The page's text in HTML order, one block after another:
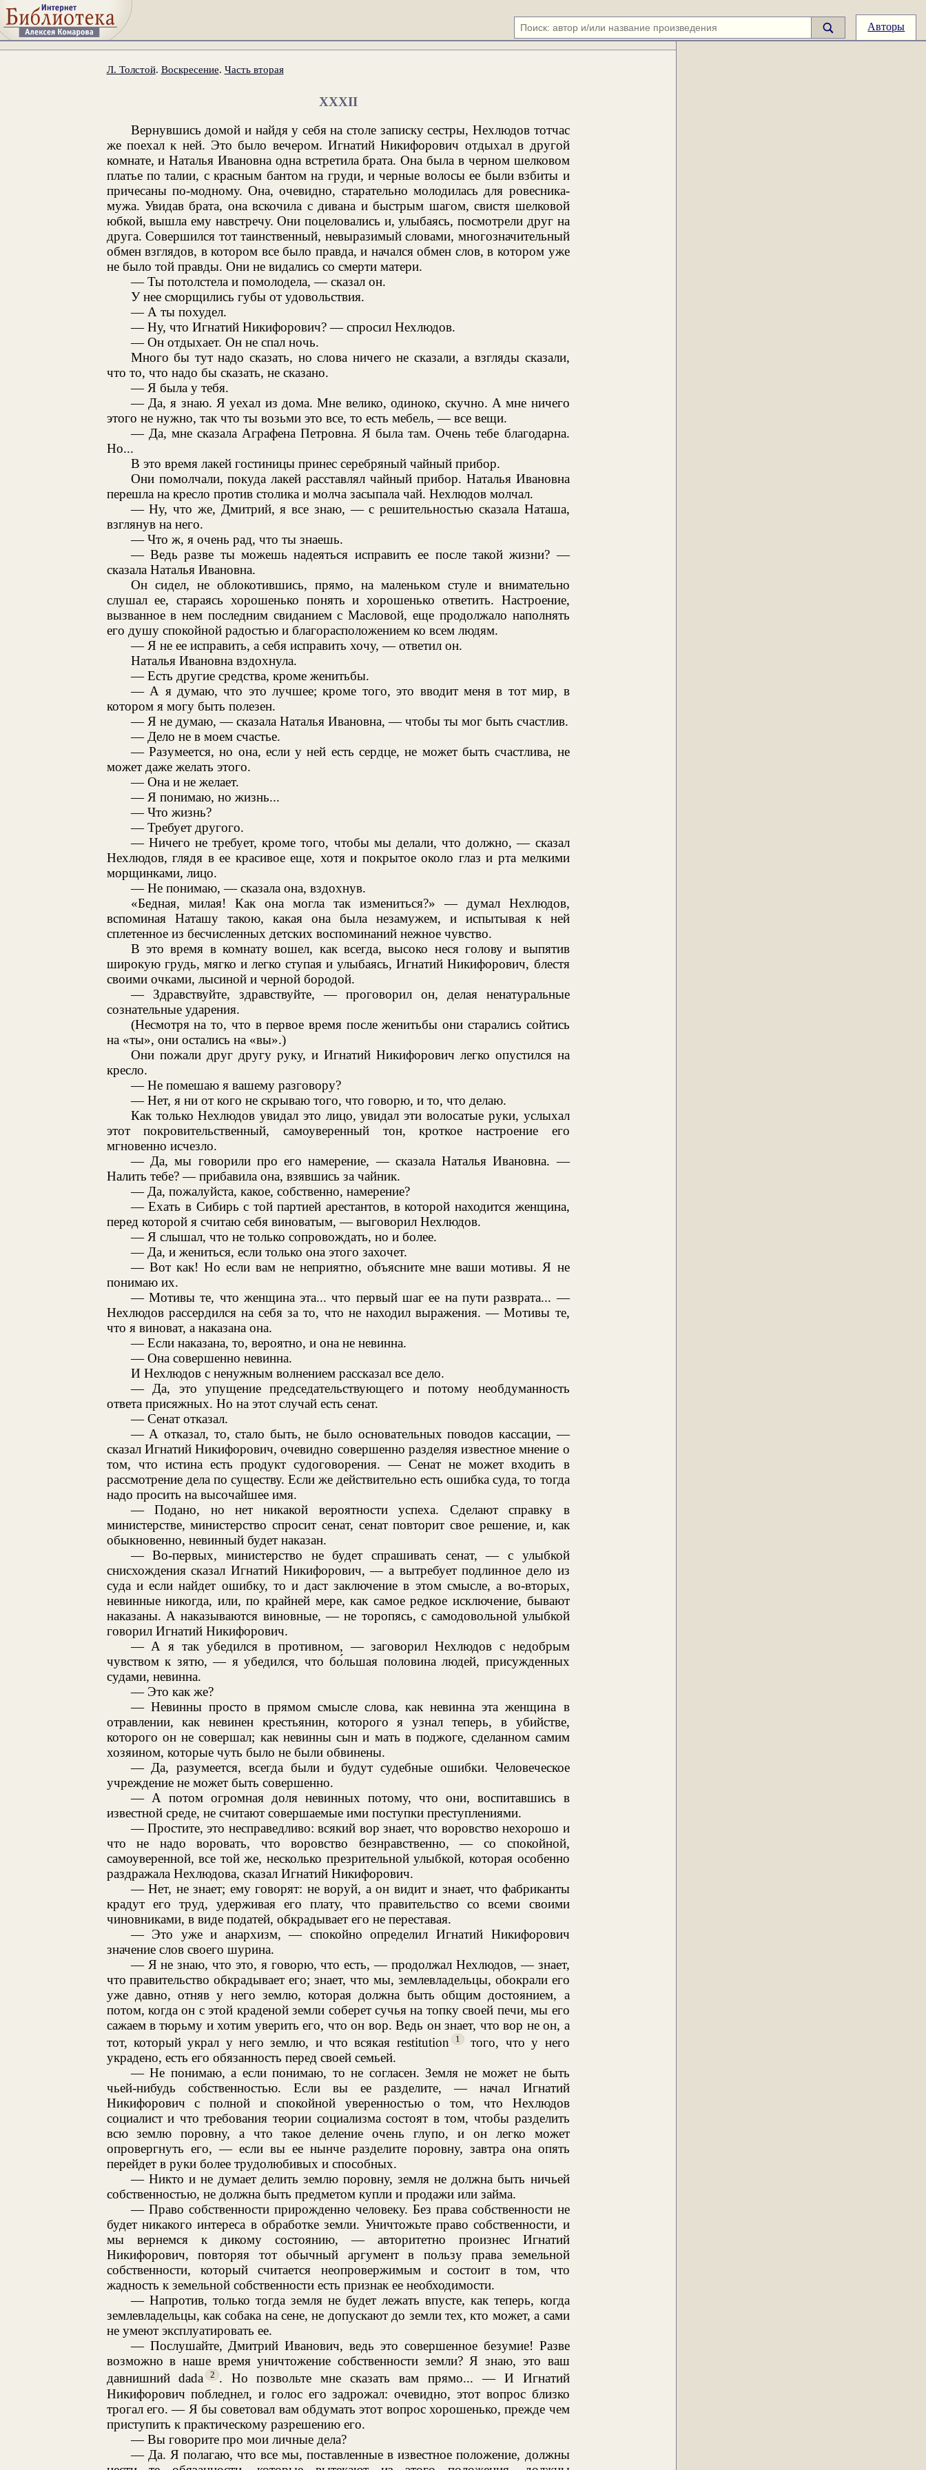
Авторы
Л. Толстой. Воскресение. Часть вторая
XXXII
Вернувшись домой и найдя у себя на столе записку сестры, Нехлюдов тотчас
же поехал к ней. Это было вечером. Игнатий Никифорович отдыхал в другой
комнате, и Наталья Ивановна одна встретила брата. Она была в черном шелковом
платье по талии, с красным бантом на груди, и черные волосы ее были взбиты и
причесаны по-модному. Она, очевидно, старательно молодилась для ровесника-
мужа. Увидав брата, она вскочила с дивана и быстрым шагом, свистя шелковой
юбкой, вышла ему навстречу. Они поцеловались и, улыбаясь, посмотрели друг на
друга. Совершился тот таинственный, невыразимый словами, многозначительный
обмен взглядов, в котором все было правда, и начался обмен слов, в котором уже
не было той правды. Они не видались со смерти матери.
— Ты потолстела и помолодела, — сказал он.
У нее сморщились губы от удовольствия.
— А ты похудел.
— Ну, что Игнатий Никифорович? — спросил Нехлюдов.
— Он отдыхает. Он не спал ночь.
Много бы тут надо сказать, но слова ничего не сказали, а взгляды сказали,
что то, что надо бы сказать, не сказано.
— Я была у тебя.
— Да, я знаю. Я уехал из дома. Мне велико, одиноко, скучно. А мне ничего
этого не нужно, так что ты возьми это все, то есть мебель, — все вещи.
— Да, мне сказала Аграфена Петровна. Я была там. Очень тебе благодарна.
Но...
В это время лакей гостиницы принес серебряный чайный прибор.
Они помолчали, покуда лакей расставлял чайный прибор. Наталья Ивановна
перешла на кресло против столика и молча засыпала чай. Нехлюдов молчал.
— Ну, что же, Дмитрий, я все знаю, — с решительностью сказала Наташа,
взглянув на него.
— Что ж, я очень рад, что ты знаешь.
— Ведь разве ты можешь надеяться исправить ее после такой жизни? —
сказала Наталья Ивановна.
Он сидел, не облокотившись, прямо, на маленьком стуле и внимательно
слушал ее, стараясь хорошенько понять и хорошенько ответить. Настроение,
вызванное в нем последним свиданием с Масловой, еще продолжало наполнять
его душу спокойной радостью и благорасположением ко всем людям.
— Я не ее исправить, а себя исправить хочу, — ответил он.
Наталья Ивановна вздохнула.
— Есть другие средства, кроме женитьбы.
— А я думаю, что это лучшее; кроме того, это вводит меня в тот мир, в
котором я могу быть полезен.
— Я не думаю, — сказала Наталья Ивановна, — чтобы ты мог быть счастлив.
— Дело не в моем счастье.
— Разумеется, но она, если у ней есть сердце, не может быть счастлива, не
может даже желать этого.
— Она и не желает.
— Я понимаю, но жизнь...
— Что жизнь?
— Требует другого.
— Ничего не требует, кроме того, чтобы мы делали, что должно, — сказал
Нехлюдов, глядя в ее красивое еще, хотя и покрытое около глаз и рта мелкими
морщинками, лицо.
— Не понимаю, — сказала она, вздохнув.
«Бедная, милая! Как она могла так измениться?» — думал Нехлюдов,
вспоминая Наташу такою, какая она была незамужем, и испытывая к ней
сплетенное из бесчисленных детских воспоминаний нежное чувство.
В это время в комнату вошел, как всегда, высоко неся голову и выпятив
широкую грудь, мягко и легко ступая и улыбаясь, Игнатий Никифорович, блестя
своими очками, лысиной и черной бородой.
— Здравствуйте, здравствуйте, — проговорил он, делая ненатуральные
сознательные ударения.
(Несмотря на то, что в первое время после женитьбы они старались сойтись
на «ты», они остались на «вы».)
Они пожали друг другу руку, и Игнатий Никифорович легко опустился на
кресло.
— Не помешаю я вашему разговору?
— Нет, я ни от кого не скрываю того, что говорю, и то, что делаю.
Как только Нехлюдов увидал это лицо, увидал эти волосатые руки, услыхал
этот покровительственный, самоуверенный тон, кроткое настроение его
мгновенно исчезло.
— Да, мы говорили про его намерение, — сказала Наталья Ивановна. —
Налить тебе? — прибавила она, взявшись за чайник.
— Да, пожалуйста, какое, собственно, намерение?
— Ехать в Сибирь с той партией арестантов, в которой находится женщина,
перед которой я считаю себя виноватым, — выговорил Нехлюдов.
— Я слышал, что не только сопровождать, но и более.
— Да, и жениться, если только она этого захочет.
— Вот как! Но если вам не неприятно, объясните мне ваши мотивы. Я не
понимаю их.
— Мотивы те, что женщина эта... что первый шаг ее на пути разврата... —
Нехлюдов рассердился на себя за то, что не находил выражения. — Мотивы те,
что я виноват, а наказана она.
— Если наказана, то, вероятно, и она не невинна.
— Она совершенно невинна.
И Нехлюдов с ненужным волнением рассказал все дело.
— Да, это упущение председательствующего и потому необдуманность
ответа присяжных. Но на этот случай есть сенат.
— Сенат отказал.
— А отказал, то, стало быть, не было основательных поводов кассации, —
сказал Игнатий Никифорович, очевидно совершенно разделяя известное мнение о
том, что истина есть продукт судоговорения. — Сенат не может входить в
рассмотрение дела по существу. Если же действительно есть ошибка суда, то тогда
надо просить на высочайшее имя.
— Подано, но нет никакой вероятности успеха. Сделают справку в
министерстве, министерство спросит сенат, сенат повторит свое решение, и, как
обыкновенно, невинный будет наказан.
— Во-первых, министерство не будет спрашивать сенат, — с улыбкой
снисхождения сказал Игнатий Никифорович, — а вытребует подлинное дело из
суда и если найдет ошибку, то и даст заключение в этом смысле, а во-вторых,
невинные никогда, или, по крайней мере, как самое редкое исключение, бывают
наказаны. А наказываются виновные, — не торопясь, с самодовольной улыбкой
говорил Игнатий Никифорович.
— А я так убедился в противном, — заговорил Нехлюдов с недобрым
чувством к зятю, — я убедился, что бо́льшая половина людей, присужденных
судами, невинна.
— Это как же?
— Невинны просто в прямом смысле слова, как невинна эта женщина в
отравлении, как невинен крестьянин, которого я узнал теперь, в убийстве,
которого он не совершал; как невинны сын и мать в поджоге, сделанном самим
хозяином, которые чуть было не были обвинены.
— Да, разумеется, всегда были и будут судебные ошибки. Человеческое
учреждение не может быть совершенно.
— А потом огромная доля невинных потому, что они, воспитавшись в
известной среде, не считают совершаемые ими поступки преступлениями.
— Простите, это несправедливо: всякий вор знает, что воровство нехорошо и
что не надо воровать, что воровство безнравственно, — со спокойной,
самоуверенной, все той же, несколько презрительной улыбкой, которая особенно
раздражала Нехлюдова, сказал Игнатий Никифорович.
— Нет, не знает; ему говорят: не воруй, а он видит и знает, что фабриканты
крадут его труд, удерживая его плату, что правительство со всеми своими
чиновниками, в виде податей, обкрадывает его не переставая.
— Это уже и анархизм, — спокойно определил Игнатий Никифорович
значение слов своего шурина.
— Я не знаю, что это, я говорю, что есть, — продолжал Нехлюдов, — знает,
что правительство обкрадывает его; знает, что мы, землевладельцы, обокрали его
уже давно, отняв у него землю, которая должна быть общим достоянием, а
потом, когда он с этой краденой земли соберет сучья на топку своей печи, мы его
сажаем в тюрьму и хотим уверить его, что он вор. Ведь он знает, что вор не он, а
тот, который украл у него землю, и что всякая restitution
1
того, что у него
украдено, есть его обязанность перед своей семьей.
— Не понимаю, а если понимаю, то не согласен. Земля не может не быть
чьей-нибудь собственностью. Если вы ее разделите, — начал Игнатий
Никифорович с полной и спокойной уверенностью о том, что Нехлюдов
социалист и что требования теории социализма состоят в том, чтобы разделить
всю землю поровну, а что такое деление очень глупо, и он легко может
опровергнуть его, — если вы ее нынче разделите поровну, завтра она опять
перейдет в руки более трудолюбивых и способных.
— Никто и не думает делить землю поровну, земля не должна быть ничьей
собственностью, не должна быть предметом купли и продажи или займа.
— Право собственности прирожденно человеку. Без права собственности не
будет никакого интереса в обработке земли. Уничтожьте право собственности, и
мы вернемся к дикому состоянию, — авторитетно произнес Игнатий
Никифорович, повторяя тот обычный аргумент в пользу права земельной
собственности, который считается неопровержимым и состоит в том, что
жадность к земельной собственности есть признак ее необходимости.
— Напротив, только тогда земля не будет лежать впусте, как теперь, когда
землевладельцы, как собака на сене, не допускают до земли тех, кто может, а сами
не умеют эксплуатировать ее.
— Послушайте, Дмитрий Иванович, ведь это совершенное безумие! Разве
возможно в наше время уничтожение собственности земли? Я знаю, это ваш
давнишний dada
2 . Но позвольте мне сказать вам прямо... — И Игнатий
Никифорович побледнел, и голос его задрожал: очевидно, этот вопрос близко
трогал его. — Я бы советовал вам обдумать этот вопрос хорошенько, прежде чем
приступить к практическому разрешению его.
— Вы говорите про мои личные дела?
— Да. Я полагаю, что все мы, поставленные в известное положение, должны